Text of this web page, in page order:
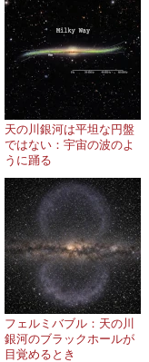
天の川銀河は平坦な円盤
ではない：宇宙の波のよ
うに踊る
フェルミバブル：天の川
銀河のブラックホールが
目覚めるとき